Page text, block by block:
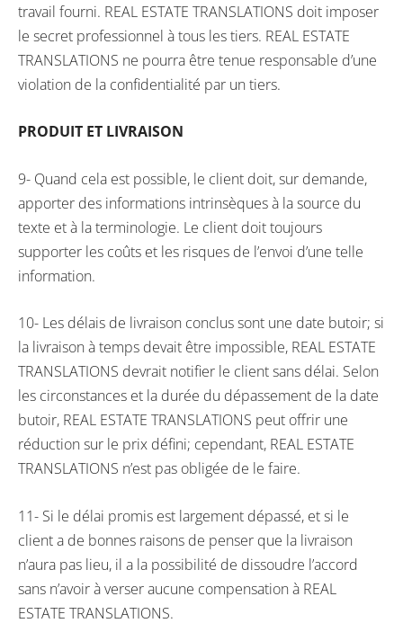
travail fourni. REAL ESTATE TRANSLATIONS doit imposer
le secret professionnel à tous les tiers. REAL ESTATE
TRANSLATIONS ne pourra être tenue responsable d’une
violation de la confidentialité par un tiers.
PRODUIT ET LIVRAISON
9- Quand cela est possible, le client doit, sur demande,
apporter des informations intrinsèques à la source du
texte et à la terminologie. Le client doit toujours
supporter les coûts et les risques de l’envoi d’une telle
information.
10- Les délais de livraison conclus sont une date butoir; si
la livraison à temps devait être impossible, REAL ESTATE
TRANSLATIONS devrait notifier le client sans délai. Selon
les circonstances et la durée du dépassement de la date
butoir, REAL ESTATE TRANSLATIONS peut offrir une
réduction sur le prix défini; cependant, REAL ESTATE
TRANSLATIONS n’est pas obligée de le faire.
11- Si le délai promis est largement dépassé, et si le
client a de bonnes raisons de penser que la livraison
n’aura pas lieu, il a la possibilité de dissoudre l’accord
sans n’avoir à verser aucune compensation à REAL
ESTATE TRANSLATIONS.